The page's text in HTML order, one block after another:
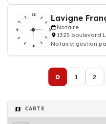
Lavigne
Notaire
1325 boulevard
Notaire: gestion
0 1 2
CARTE